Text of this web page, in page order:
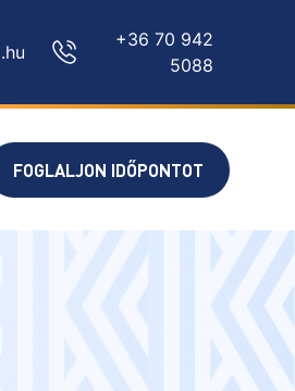
+36 70 942
5088
FOGLALJON IDŐPONTOT